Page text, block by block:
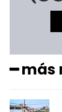
━ más